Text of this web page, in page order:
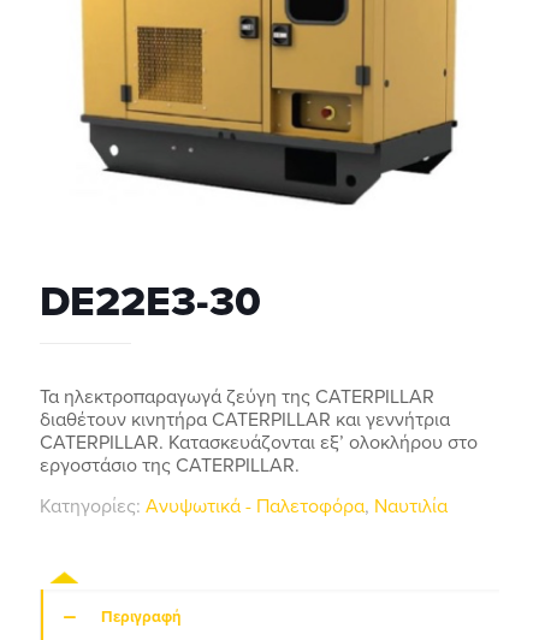
DE22E3-30
Τα ηλεκτροπαραγωγά ζεύγη της CATERPILLAR
διαθέτουν κινητήρα CATERPILLAR και γεννήτρια
CATERPILLAR. Κατασκευάζονται εξ’ ολοκλήρου στο
εργοστάσιο της CATERPILLAR.
Κατηγορίες: Ανυψωτικά - Παλετοφόρα, Ναυτιλία
Περιγραφή